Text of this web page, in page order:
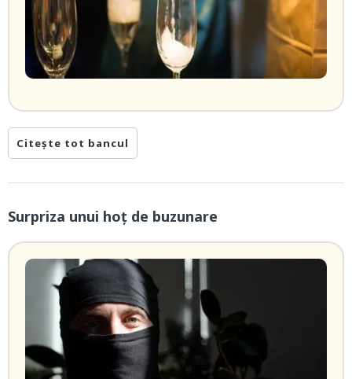
Citește tot bancul
Surpriza unui hoţ de buzunare